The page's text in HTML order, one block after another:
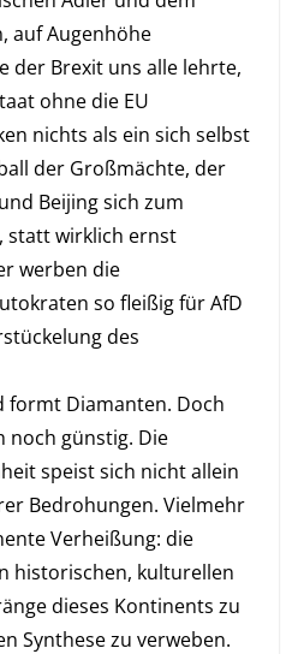
auf Augenhöhe
der Brexit uns alle lehrte,
ohne die EU
nichts als ein sich selbst
der Großmächte, der
Beijing sich zum
statt wirklich ernst
werben die
so fleißig für AfD
des
formt Diamanten. Doch
noch günstig. Die
speist sich nicht allein
Bedrohungen. Vielmehr
Verheißung: die
historischen, kulturellen
dieses Kontinents zu
Synthese zu verweben.